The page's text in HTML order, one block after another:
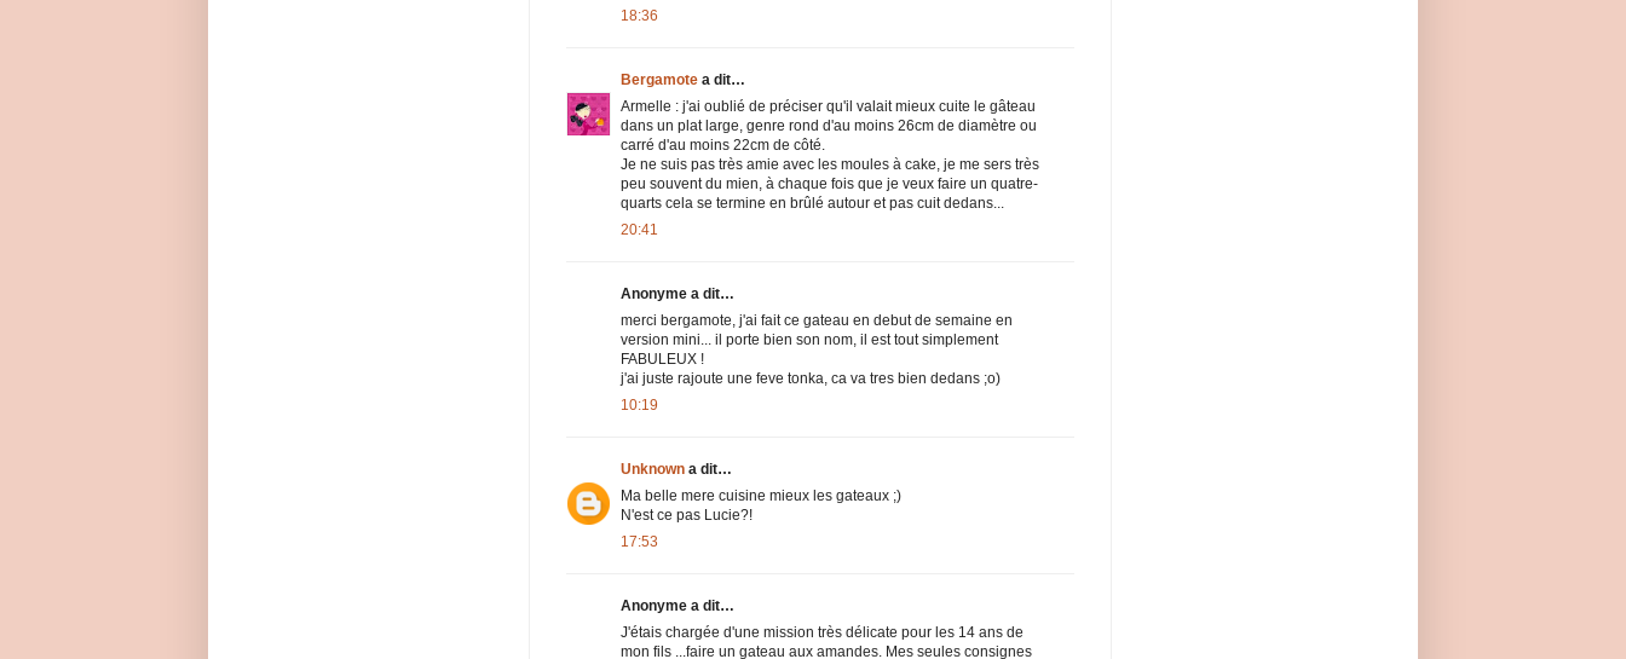
18:36
Bergamote a dit…
Armelle : j'ai oublié de préciser qu'il valait mieux cuite le gâteau
dans un plat large, genre rond d'au moins 26cm de diamètre ou
carré d'au moins 22cm de côté.
Je ne suis pas très amie avec les moules à cake, je me sers très
peu souvent du mien, à chaque fois que je veux faire un quatre-
quarts cela se termine en brûlé autour et pas cuit dedans...
20:41
Anonyme a dit…
merci bergamote, j'ai fait ce gateau en debut de semaine en
version mini... il porte bien son nom, il est tout simplement
FABULEUX !
j'ai juste rajoute une feve tonka, ca va tres bien dedans ;o)
10:19
Unknown a dit…
Ma belle mere cuisine mieux les gateaux ;)
N'est ce pas Lucie?!
17:53
Anonyme a dit…
J'étais chargée d'une mission très délicate pour les 14 ans de
mon fils ...faire un gateau aux amandes. Mes seules consignes